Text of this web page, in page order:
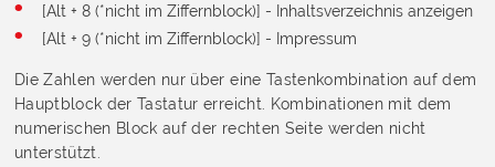
[Alt + 8 (*nicht im Ziffernblock)] - Inhaltsverzeichnis anzeigen
[Alt + 9 (*nicht im Ziffernblock)] - Impressum
Die Zahlen werden nur über eine Tastenkombination auf dem
Hauptblock der Tastatur erreicht. Kombinationen mit dem
numerischen Block auf der rechten Seite werden nicht
unterstützt.